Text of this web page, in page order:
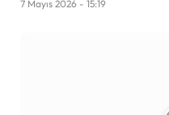
7 Mayıs 2026 - 15:19